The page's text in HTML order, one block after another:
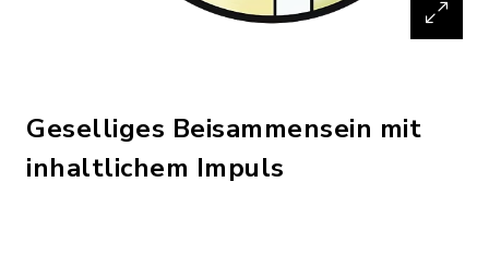
Geselliges Beisammensein mit
inhaltlichem Impuls